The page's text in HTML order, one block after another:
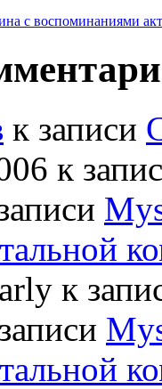
с воспоминаниями
к записи
к
к